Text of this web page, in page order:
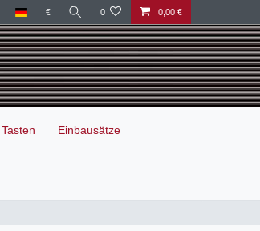
€ 0 0,00 €
Einbausätze